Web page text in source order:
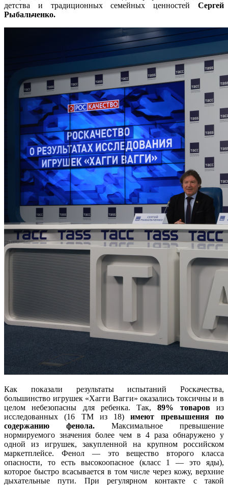
детства и традиционных семейных ценностей Сергей
Рыбальченко.
Как показали результаты испытаний Роскачества,
большинство игрушек «Хагги Вагги» оказались токсичны и в
целом небезопасны для ребенка. Так,89% товаровиз
исследованных (16 ТМ из 18)имеют превышения по
содержанию фенола. Максимальное превышение
нормируемого значения более чем в 4 раза обнаружено у
одной из игрушек, закупленной на крупном российском
маркетплейсе. Фенол — это вещество второго класса
опасности, то есть высокоопасное (класс 1 — это яды),
которое быстро всасывается в том числе через кожу, верхние
дыхательные пути. При регулярном контакте с такой